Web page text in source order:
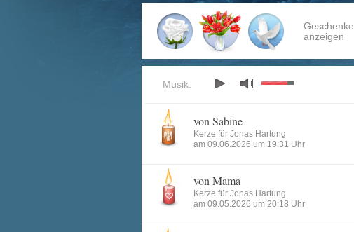
Geschenke
anzeigen
Musik:
von Sabine
Kerze für Jonas Hartung
am 09.06.2026 um 19:31 Uhr
von Mama
Kerze für Jonas Hartung
am 09.05.2026 um 20:18 Uhr